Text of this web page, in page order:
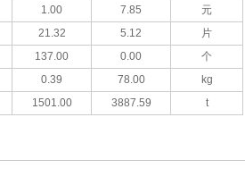
1.00 7.85
元
21.32 5.12
片
137.00 0.00
个
0.39 78.00
kg
1501.00 3887.59 t